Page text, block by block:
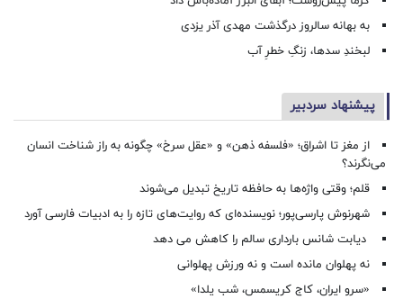
به بهانه سالروز درگذشت مهدی آذر یزدی
لبخندِ سدها، زنگِ خطرِ آب
پیشنهاد سردبیر
از مغز تا اشراق؛ «فلسفه ذهن» و «عقل سرخ» چگونه به راز شناخت انسان
می‌نگرند؟
قلم؛ وقتی واژه‌ها به حافظه تاریخ تبدیل می‌شوند
شهرنوش پارسی‌پور؛ نویسنده‌ای که روایت‌های تازه را به ادبیات فارسی آورد
دیابت شانس بارداری سالم را کاهش می دهد
نه پهلوان مانده است و نه ورزش پهلوانی
«سرو ایران، کاج کریسمس، شب یلدا»